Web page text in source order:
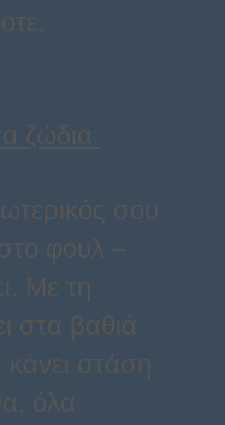
ζώδια:
σου
φουλ –
Με τη
στα βαθιά
στάση
όλα